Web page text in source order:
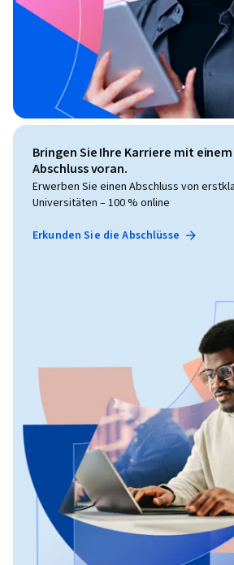
Bringen Sie Ihre Karriere mit
Abschluss voran.
Erwerben Sie einen Abschluss von
Universitäten – 100 % online
Erkunden Sie die Abschlüsse